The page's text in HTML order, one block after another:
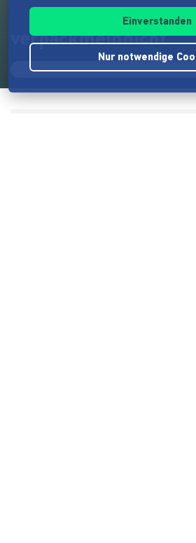
verpackmeinnicht
Einverstanden
Nur notwendige